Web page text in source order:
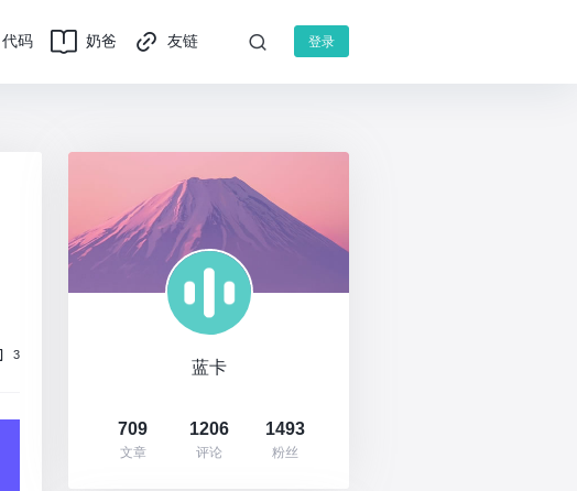
代码 奶爸 友链 登录
3
蓝卡
709
文章
1206
评论
1493
粉丝